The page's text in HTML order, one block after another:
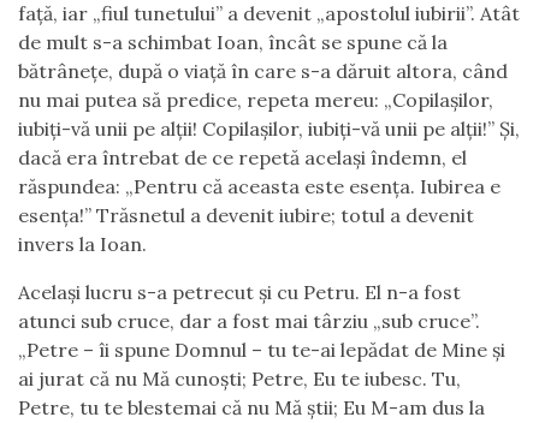
față, iar „fiul tunetului” a devenit „apostolul iubirii”. Atât
de mult s-a schimbat Ioan, încât se spune că la
bătrânețe, după o viață în care s-a dăruit altora, când
nu mai putea să predice, repeta mereu: „Copilașilor,
iubiți-vă unii pe alții! Copilașilor, iubiți-vă unii pe alții!” Și,
dacă era întrebat de ce repetă același îndemn, el
răspundea: „Pentru că aceasta este esența. Iubirea e
esența!” Trăsnetul a devenit iubire; totul a devenit
invers la Ioan.
Același lucru s-a petrecut și cu Petru. El n-a fost
atunci sub cruce, dar a fost mai târziu „sub cruce”.
„Petre – îi spune Domnul – tu te-ai lepădat de Mine și
ai jurat că nu Mă cunoști; Petre, Eu te iubesc. Tu,
Petre, tu te blestemai că nu Mă știi; Eu M-am dus la